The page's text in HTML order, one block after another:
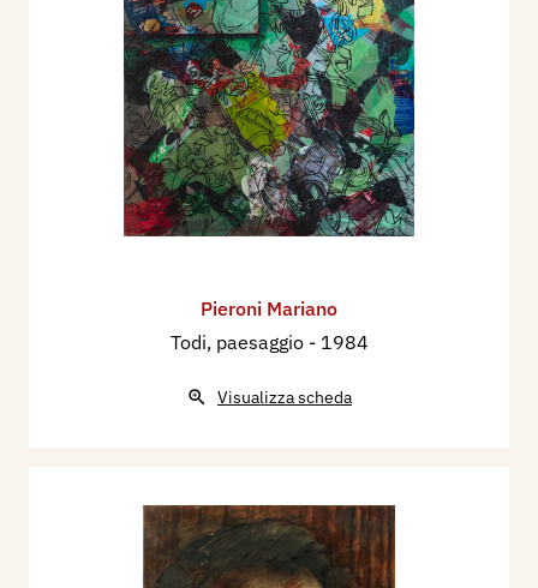
Pieroni Mariano
Todi, paesaggio - 1984
Visualizza scheda